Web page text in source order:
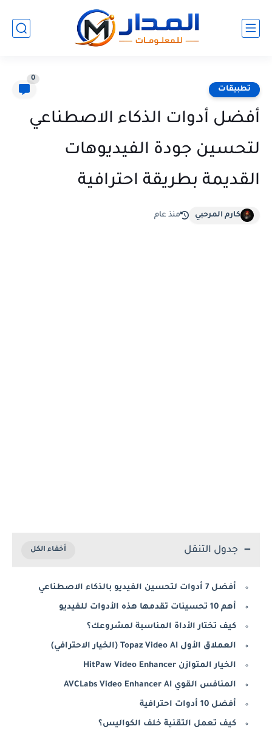
تطبيقات
0
أفضل أدوات الذكاء الاصطناعي
لتحسين جودة الفيديوهات
القديمة بطريقة احترافية
كارم المرحبي منذ عام
جدول التنقل
أفضل 7 أدوات لتحسين الفيديو بالذكاء الاصطناعي
أهم 10 تحسينات تقدمها هذه الأدوات للفيديو
كيف تختار الأداة المناسبة لمشروعك؟
العملاق الأول Topaz Video AI (الخيار الاحترافي)
الخيار المتوازن HitPaw Video Enhancer
المنافس القوي AVCLabs Video Enhancer AI
أفضل 10 أدوات احترافية
كيف تعمل التقنية خلف الكواليس؟